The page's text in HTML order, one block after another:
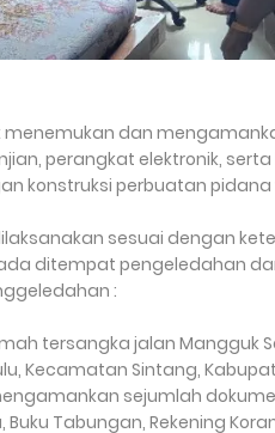
menemukan dan
perangkat elektronik,
konstruksi perbuatan
sesuai dengan
ditempat pengeledahan
:
tersangka jalan Mangguk
Kecamatan Sintang,
sejumlah
Tabungan, Rekening